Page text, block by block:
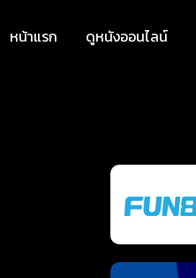
หน้าแรก ดูหนังออนไลน์